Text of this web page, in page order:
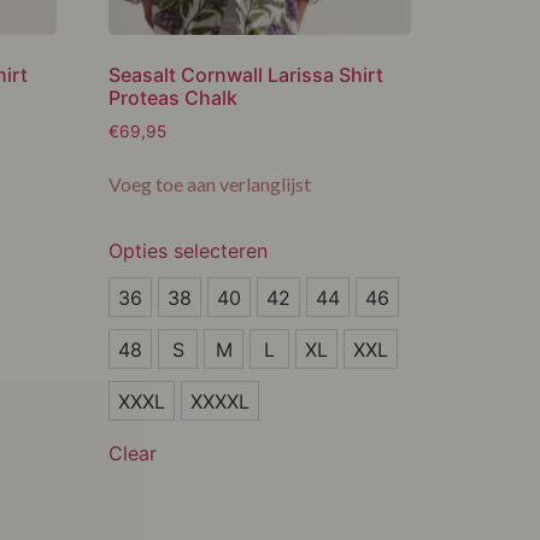
Seasalt Cornwall Larissa Shirt
Proteas Chalk
€69,95
Voeg toe aan verlanglijst
Opties selecteren
S
M
L
36 38 40 42 44 46
48 S M L XL XXL
XXXL XXXXL
Clear